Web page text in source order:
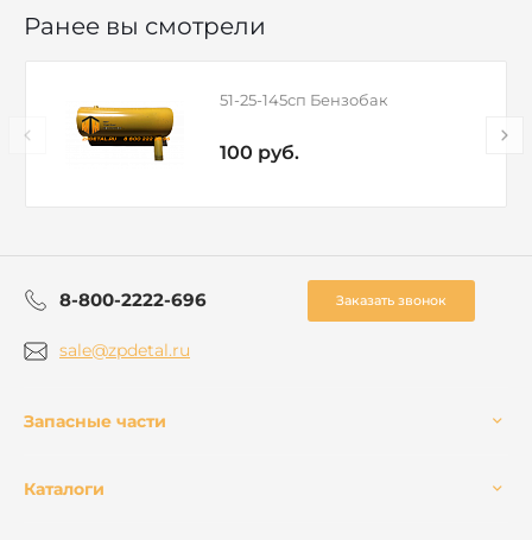
Ранее вы смотрели
51-25-145сп Бензобак
100 руб.
8-800-2222-696 Заказать звонок
sale@zpdetal.ru
Запасные части
Каталоги